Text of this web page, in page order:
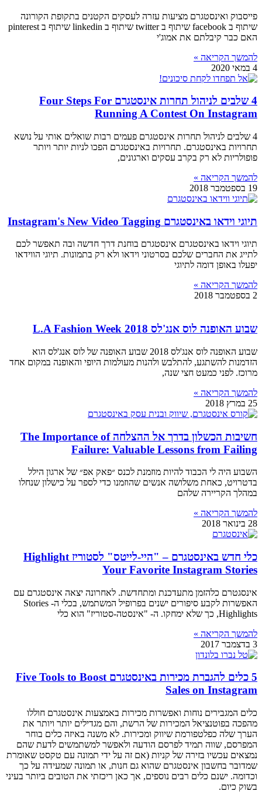
פייסבוק ואינסטגרם מציעות עזרה לעסקים הקטנים בתקופת הקורונה
שיתוף ב facebook שיתוף ב twitter שיתוף ב linkedin שיתוף ב pinterest
האם כבר קיבלתם את אמוג'י
להמשך הקריאה »
4 במאי 2020
4 שלבים לניהול תחרות אינסטגרם Four Steps For
Running A Contest On Instagram
4 שלבים לניהול תחרות אינסטגרם פעמים רבות שואלים אותי על נושא
תחרויות באינסטגרם. תחרויות באינסטגרם הפכו לניות יותר ויותר
פופולריות לא רק בקרב עסקים וארגונים,
להמשך הקריאה »
19 בספטמבר 2018
תיוגי וידאו באינסטגרם Instagram's New Video Tagging
תיוגי וידאו באינסטגרם אינסטגרם בוחנת דרך חדשה ובה תאפשר לכם
לתייג את החברים שלכם בסרטוני וידאו ולא רק בתמונות. תיוגי הווידאו
יפעלו באופן דומה לתיוגי
להמשך הקריאה »
2 בספטמבר 2018
שבוע האופנה לוס אנג'לס L.A Fashion Week 2018
שבוע האופנה לוס אנג'לס 2018 שבוע האופנה של לוס אנג'לס הוא
הזדמנות להשתגע, להתלבש ולהנות מעולמות היופי והאופנה במקום אחד
מרוכז. לפני כמעט חצי שנה,
להמשך הקריאה »
25 במרץ 2018
חשיבות הכשלון בדרך אל ההצלחה The Importance of
Failure: Valuable Lessons from Failing
השבוע היה לי הכבוד להיות מוזמנת לכנס ״פאק אפ״ של ארגון הילל
בדטרויט, כאחת משלושה אנשים שהוזמנו כדי לספר על כישלון שנחלו
במהלך הקריירה שלהם
להמשך הקריאה »
28 בינואר 2018
כלי חדש באינסטגרם – "היי-לייטס" לסטוריז Highlight
Your Favorite Instagram Stories
אינסגטרם כלהזמן מתעדכנת ומתחדשת. לאחרונה יצאה אינסטגרם עם
האפשרות לקבע סיפורים ישנים בפרופיל המשתמש, בכלי ה- Stories
Highlights, כך שלא ימחקו. ה- "אינסטה-סטוריז" הוא כלי
להמשך הקריאה »
3 בדצמבר 2017
5 כלים להגברת מכירות באינסטגרם Five Tools to Boost
Sales on Instagram
כלים המגבירים נוחות ואפשרות מכירות באמצעות אינסטגרם חוללו
מהפכה בפוטנציאל המכירות של הרשת, והם מגדילים יותר ויותר את
הערך שלה כפלטפורמת שיווק ומכירות. לא משנה באיזה כלים בוחר
המפרסם, שווה תמיד לפרסם הודעה ולאפשר למשתמשים לדעת שהם
נמצאים עכשיו בזירה של קניות (אם זה על ידי תמונה עם טקסט שאומרת
שמדובר בחשבון אינסטגרם שהוא גם חנות, או תמונה שמעידה על כך
וכדומה. ישנם כלים רבים נוספים, אך כאן ריכזתי את הטובים ביותר בעיני
בשוק כיום.